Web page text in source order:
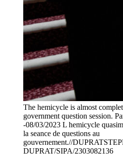
The hemicycle is almost
government question session.
-08/03/2023 L hemicycle
la seance de questions au
gouvernement.//
DUPRAT/SIPA/2303082136